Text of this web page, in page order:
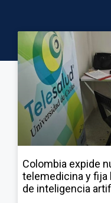
Colombia expide
telemedicina y fija
de inteligencia